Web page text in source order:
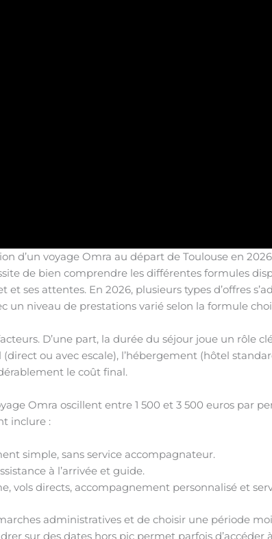
d’un voyage Omra au départ de Toulouse en 2026
de bien comprendre les différentes formules
ses attentes. En 2026, plusieurs types d’offres
un niveau de prestations varié selon la formule
D’une part, la durée du séjour joue un rôle
ou avec escale), l’hébergement (hôtel
le coût final.
Omra oscillent entre 1 500 et 3 500 euros par
inclure :
simple, sans service accompagnateur.
à l’arrivée et guide.
vols directs, accompagnement personnalisé et
administratives et de choisir une période
sur des dates hors pic permet parfois d’accéder